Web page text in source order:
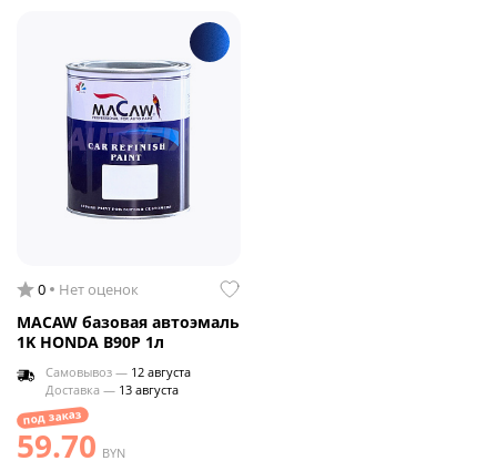
0 Нет оценок
MACAW базовая автоэмаль
1K HONDA B90P 1л
Самовывоз — 12 августа
Доставка — 13 августа
под заказ
59.70 BYN